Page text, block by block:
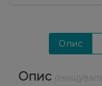
Опис
Опис